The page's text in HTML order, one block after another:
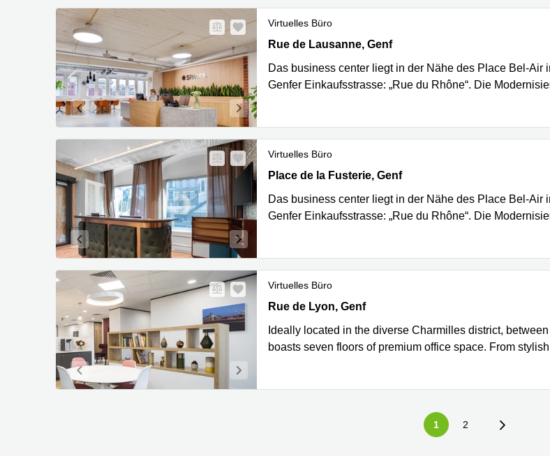
Virtuelles Büro
Rue de Lausanne 15, Genf
Rue de Lausanne, Genf
Das business center liegt in der Nähe des Place Bel-Air
Genfer Einkaufsstrasse: „Rue du Rhône“. Die
Virtuelles Büro
Place de la Fusterie 12, Genf
Place de la Fusterie, Genf
Das business center liegt in der Nähe des Place Bel-Air
Genfer Einkaufsstrasse: „Rue du Rhône“. Die
Virtuelles Büro
Rue de Lyon 77, Genf
Rue de Lyon, Genf
Ideally located in the diverse Charmilles district,
boasts seven floors of premium office space. From
1 2